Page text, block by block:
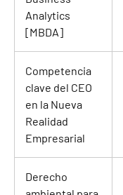
Analytics
[MBDA]
Competencia
clave del CEO
en la Nueva
Realidad
Empresarial
Derecho